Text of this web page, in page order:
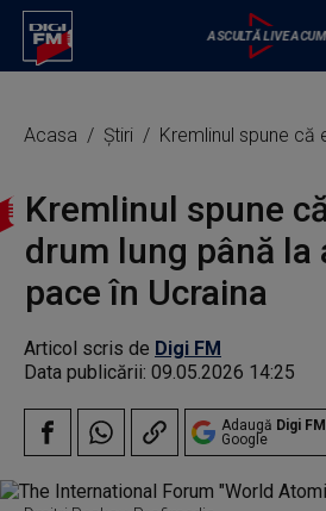
Acasa Știri Kremlinul spune că este un drum
Kremlinul spune
drum lung până la
pace în Ucraina
Articol scris de Digi FM
Data publicării: 09.05.2026 14:25
Adaugă Digi FM
Google